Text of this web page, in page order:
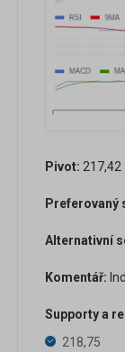
Pivot: 217,42
Preferovaný
Alternativní
Komentář:
Supporty a
218,75